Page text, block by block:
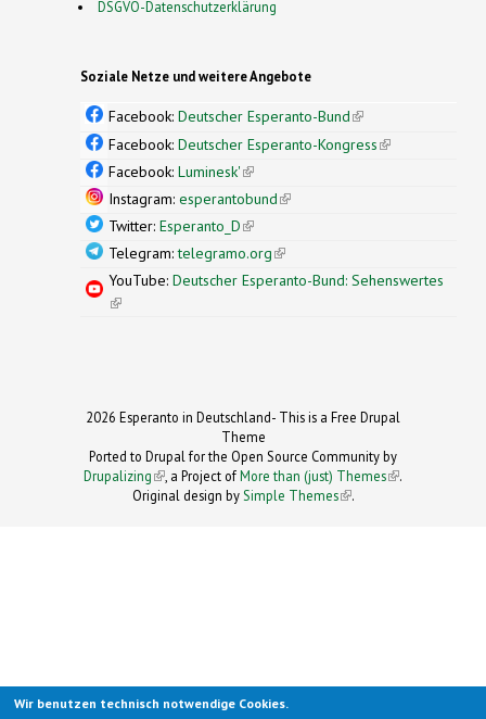
DSGVO-Datenschutzerklärung
Soziale Netze und weitere Angebote
Facebook: Deutscher Esperanto-Bund(link is
external)
Facebook: Deutscher Esperanto-Kongress(link is
Facebook: Luminesk'(link is external)
Instagram: esperantobund(link is external)
Twitter: Esperanto_D(link is external)
Telegram:telegramo.org(link is external)
YouTube: Deutscher Esperanto-Bund: Sehenswertes
(link is external)
2026 Esperanto in Deutschland- This is a Free Drupal
Theme
Ported to Drupal for the Open Source Community by
Drupalizing(link is external)
, a Project ofMore than (just) Themes (link is
.
Original design by Simple Themes
(link is
.
Wir benutzen technisch notwendige Cookies.